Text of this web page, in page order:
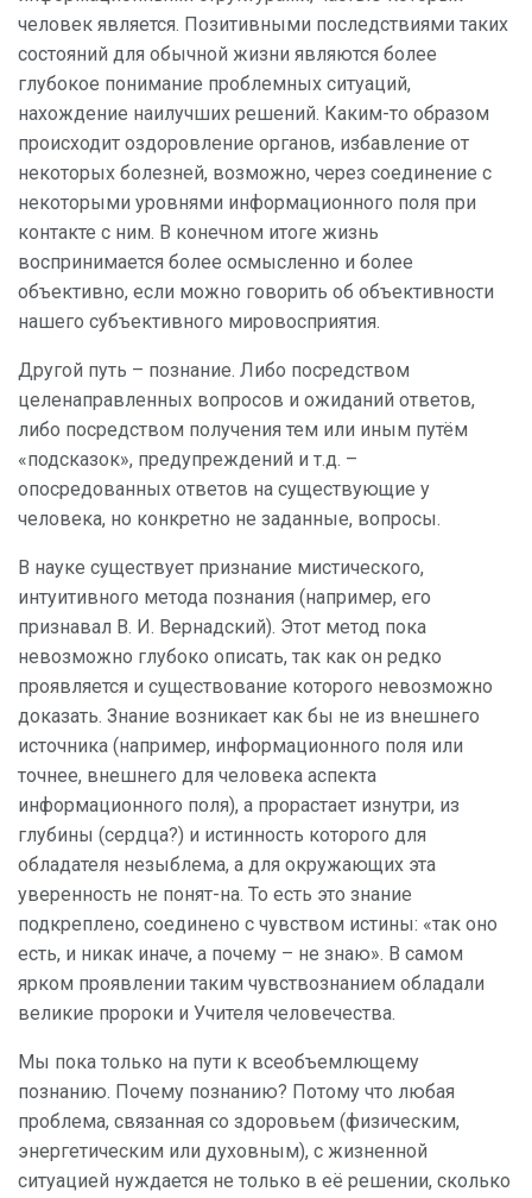
человек является. Позитивными последствиями таких
состояний для обычной жизни являются более
глубокое понимание проблемных ситуаций,
нахождение наилучших решений. Каким-то образом
происходит оздоровление органов, избавление от
некоторых болезней, возможно, через соединение с
некоторыми уровнями информационного поля при
контакте с ним. В конечном итоге жизнь
воспринимается более осмысленно и более
объективно, если можно говорить об объективности
нашего субъективного мировосприятия.
Другой путь – познание. Либо посредством
целенаправленных вопросов и ожиданий ответов,
либо посредством получения тем или иным путём
«подсказок», предупреждений и т.д. –
опосредованных ответов на существующие у
человека, но конкретно не заданные, вопросы.
В науке существует признание мистического,
интуитивного метода познания (например, его
признавал В. И. Вернадский). Этот метод пока
невозможно глубоко описать, так как он редко
проявляется и существование которого невозможно
доказать. Знание возникает как бы не из внешнего
источника (например, информационного поля или
точнее, внешнего для человека аспекта
информационного поля), а прорастает изнутри, из
глубины (сердца?) и истинность которого для
обладателя незыблема, а для окружающих эта
уверенность не понят-на. То есть это знание
подкреплено, соединено с чувством истины: «так оно
есть, и никак иначе, а почему – не знаю». В самом
ярком проявлении таким чувствознанием обладали
великие пророки и Учителя человечества.
Мы пока только на пути к всеобъемлющему
познанию. Почему познанию? Потому что любая
проблема, связанная со здоровьем (физическим,
энергетическим или духовным), с жизненной
ситуацией нуждается не только в её решении, сколько